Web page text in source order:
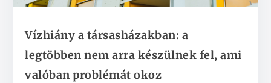
Vízhiány a társasházakban: a
legtöbben nem arra készülnek fel, ami
valóban problémát okoz